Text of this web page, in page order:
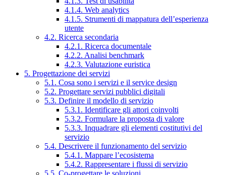
4.1.4. Web analytics
4.1.5. Strumenti di mappatura dell’esperienza
utente
4.2. Ricerca secondaria
4.2.1. Ricerca documentale
4.2.2. Analisi benchmark
4.2.3. Valutazione euristica
5. Progettazione dei servizi
5.1. Cosa sono i servizi e il service design
5.2. Progettare servizi pubblici digitali
5.3. Definire il modello di servizio
5.3.1. Identificare gli attori coinvolti
5.3.2. Formulare la proposta di valore
5.3.3. Inquadrare gli elementi costitutivi del
servizio
5.4. Descrivere il funzionamento del servizio
5.4.1. Mappare l’ecosistema
5.4.2. Rappresentare i flussi di servizio
5.5. Co-progettare le soluzioni